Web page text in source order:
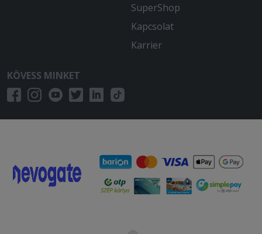
SuperShop
Kapcsolat
Karrier
KÖVESS MINKET